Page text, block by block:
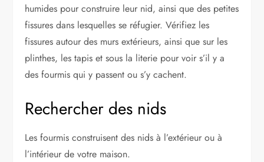
humides pour construire leur nid, ainsi que des petites
fissures dans lesquelles se réfugier. Vérifiez les
fissures autour des murs extérieurs, ainsi que sur les
plinthes, les tapis et sous la literie pour voir s’il y a
des fourmis qui y passent ou s’y cachent.
Rechercher des nids
Les fourmis construisent des nids à l’extérieur ou à
l’intérieur de votre maison.